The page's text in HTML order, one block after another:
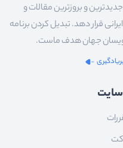
و بروزترین مقالات و
قرار دهد. تبدیل کردن برنامه
نویسان جهان هدف ماست.